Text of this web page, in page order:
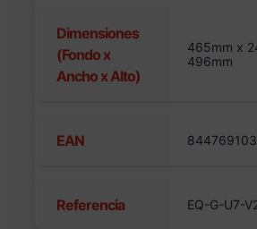
Dimensiones
(Fondo x
Ancho x Alto)
465mm x
496mm
EAN
Referencia EQ-G-U7-